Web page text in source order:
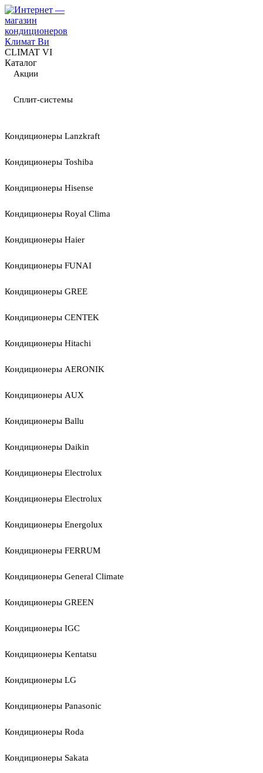
CLIMAT VI
Каталог
Акции
Сплит-системы
Кондиционеры Lanzkraft
Кондиционеры Toshiba
Кондиционеры Hisense
Кондиционеры Royal Clima
Кондиционеры Haier
Кондиционеры FUNAI
Кондиционеры GREE
Кондиционеры CENTEK
Кондиционеры Hitachi
Кондиционеры AERONIK
Кондиционеры AUX
Кондиционеры Ballu
Кондиционеры Daikin
Кондиционеры Electrolux
Кондиционеры Electrolux
Кондиционеры Energolux
Кондиционеры FERRUM
Кондиционеры General Climate
Кондиционеры GREEN
Кондиционеры IGC
Кондиционеры Kentatsu
Кондиционеры LG
Кондиционеры Panasonic
Кондиционеры Roda
Кондиционеры Sakata